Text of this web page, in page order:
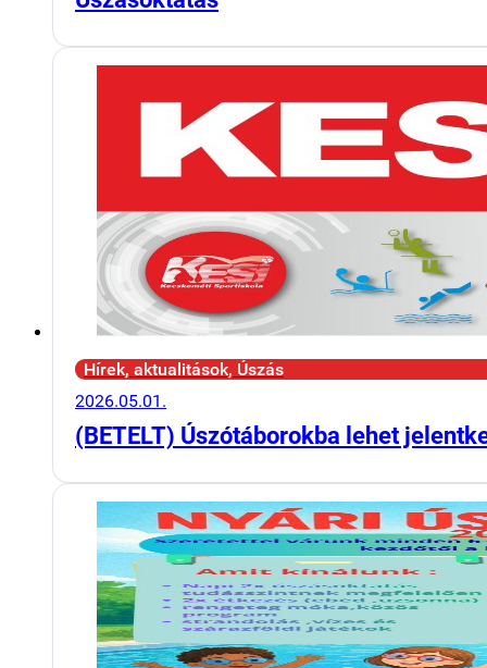
Hírek, aktualitások, Úszás
2026.05.01.
(BETELT) Úszótáborokba lehet